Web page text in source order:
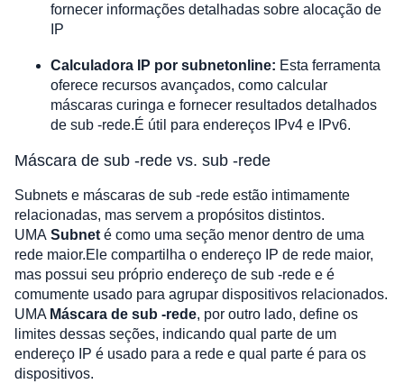
fornecer informações detalhadas sobre alocação de
IP
Calculadora IP por subnetonline: Esta ferramenta
oferece recursos avançados, como calcular
máscaras curinga e fornecer resultados detalhados
de sub -rede.É útil para endereços IPv4 e IPv6.
Máscara de sub -rede vs. sub -rede
Subnets e máscaras de sub -rede estão intimamente
relacionadas, mas servem a propósitos distintos.
UMA Subnet é como uma seção menor dentro de uma
rede maior.Ele compartilha o endereço IP de rede maior,
mas possui seu próprio endereço de sub -rede e é
comumente usado para agrupar dispositivos relacionados.
UMA Máscara de sub -rede, por outro lado, define os
limites dessas seções, indicando qual parte de um
endereço IP é usado para a rede e qual parte é para os
dispositivos.